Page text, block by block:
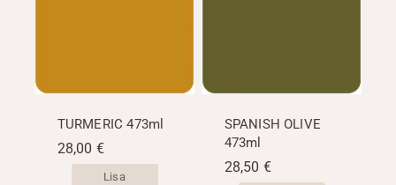
TURMERIC 473ml
28,00 €
Lisa
SPANISH OLIVE
473ml
28,50 €